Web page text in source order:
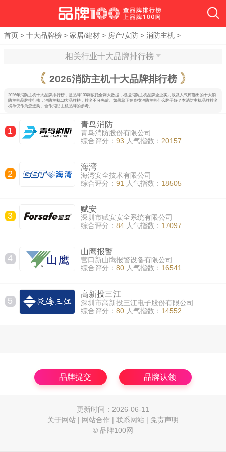
首页 > 十大品牌榜 > 家居/建材 > 房产/安防 > 消防主机 >
相关行业十大品牌排行榜
2026消防主机十大品牌排行榜
2026年消防主机十大品牌排行榜，是品牌100网依托全网大数据，根据消防主机品牌企业实力以及人气评选出的十大消
防主机品牌排行榜，消防主机10大品牌榜，排名不分先后。如果您正在查找消防主机什么牌子好？本消防主机品牌排名
榜单仅作为您选购、合作消防主机品牌的参考。
1
青鸟消防
青鸟消防股份有限公司
综合评分： 93 人气指数： 20157
2
海湾
海湾安全技术有限公司
综合评分： 91 人气指数： 18505
3
赋安
深圳市赋安安全系统有限公司
综合评分： 84 人气指数： 17097
4
山鹰报警
营口新山鹰报警设备有限公司
综合评分： 80 人气指数： 16541
5
高新投三江
深圳市高新投三江电子股份有限公司
综合评分： 80 人气指数： 14552
品牌提交 品牌认领
更新时间：2026-06-11
关于网站
网站合作 联系网站
免责声明
© 品牌100网